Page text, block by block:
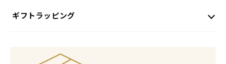
ギフトラッピング